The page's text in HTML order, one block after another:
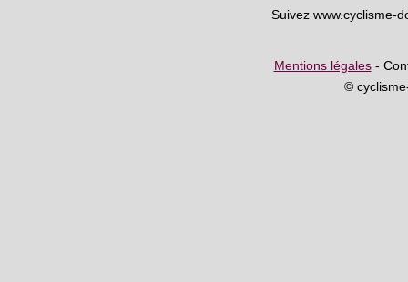
Suivez www.cyclisme-
Mentions légales-
©